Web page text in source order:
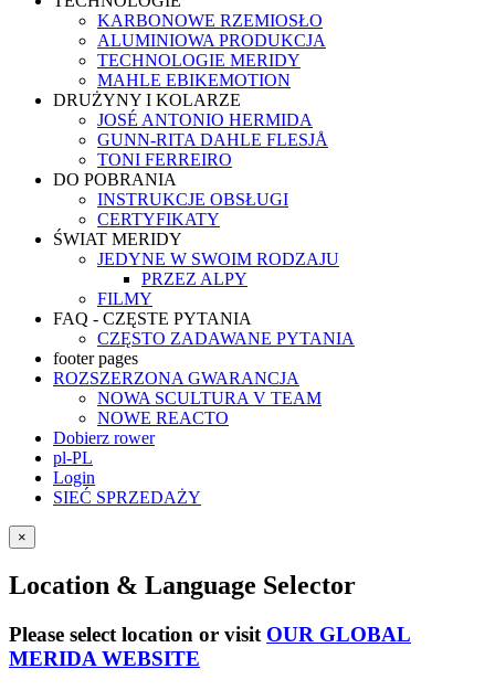
KARBONOWE RZEMIOSŁO
ALUMINIOWA PRODUKCJA
TECHNOLOGIE MERIDY
MAHLE EBIKEMOTION
DRUŻYNY I KOLARZE
JOSÉ ANTONIO HERMIDA
GUNN-RITA DAHLE FLESJÅ
TONI FERREIRO
DO POBRANIA
INSTRUKCJE OBSŁUGI
CERTYFIKATY
ŚWIAT MERIDY
JEDYNE W SWOIM RODZAJU
PRZEZ ALPY
FILMY
FAQ - CZĘSTE PYTANIA
CZĘSTO ZADAWANE PYTANIA
footer pages
ROZSZERZONA GWARANCJA
NOWA SCULTURA V TEAM
NOWE REACTO
Dobierz rower
pl-PL
Login
SIEĆ SPRZEDAŻY
×
Location & Language Selector
Please select location or visit OUR GLOBAL
MERIDA WEBSITE